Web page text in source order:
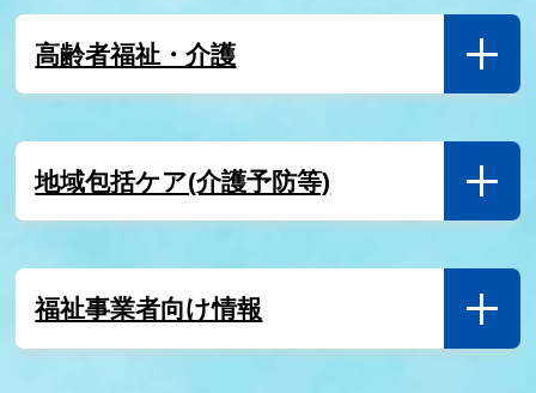
7月31日
令和８年熊本地震に対する義援金募金箱の設置につい
7月30日
自治体通信ONLINEに高齢福祉課が取り上げられまし
7月30日
高齢者福祉・介護
地域包括ケア(介護予防等)
福祉事業者向け情報